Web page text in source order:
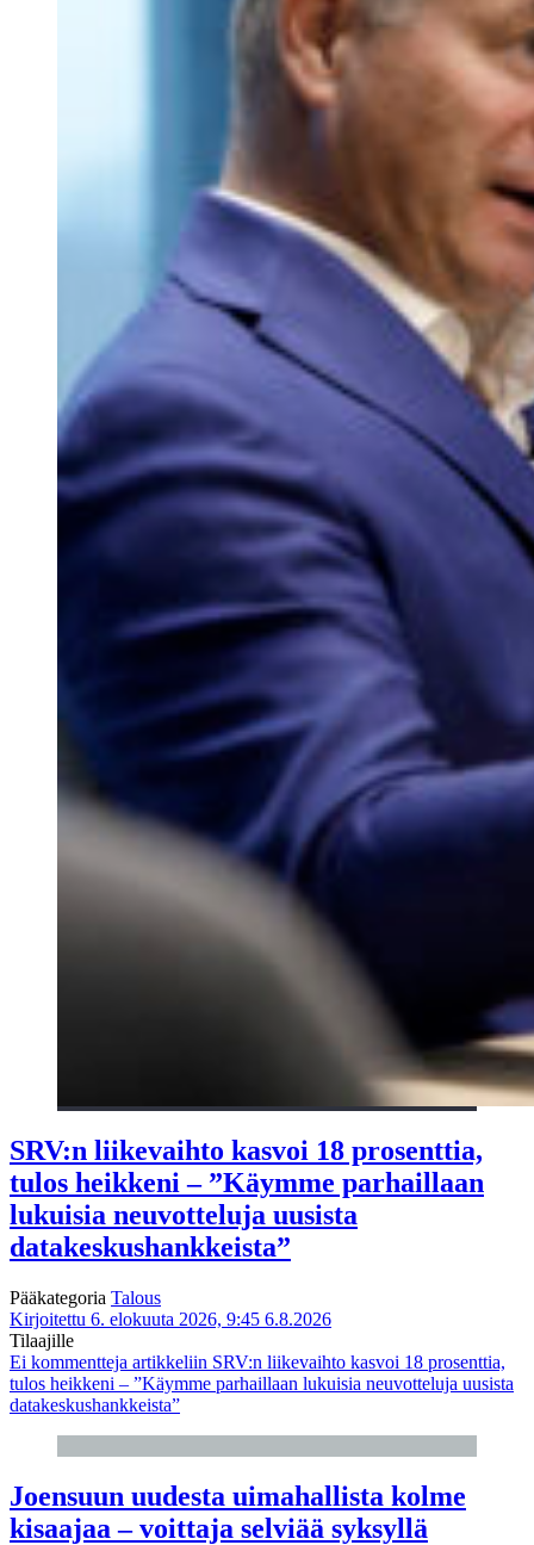
SRV:n liikevaihto kasvoi 18 prosenttia,
tulos heikkeni – ”Käymme parhaillaan
lukuisia neuvotteluja uusista
datakeskushankkeista”
Pääkategoria Talous
Kirjoitettu 6. elokuuta 2026, 9:45 6.8.2026
Tilaajille
Ei kommentteja artikkeliin SRV:n liikevaihto kasvoi 18 prosenttia,
tulos heikkeni – ”Käymme parhaillaan lukuisia neuvotteluja uusista
datakeskushankkeista”
Joensuun uudesta uimahallista kolme
kisaajaa – voittaja selviää syksyllä